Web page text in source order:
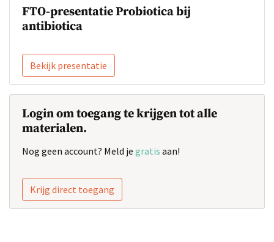
FTO-presentatie Probiotica bij
antibiotica
Bekijk presentatie
Login om toegang te krijgen tot alle
materialen.
Nog geen account? Meld je gratis aan!
Krijg direct toegang